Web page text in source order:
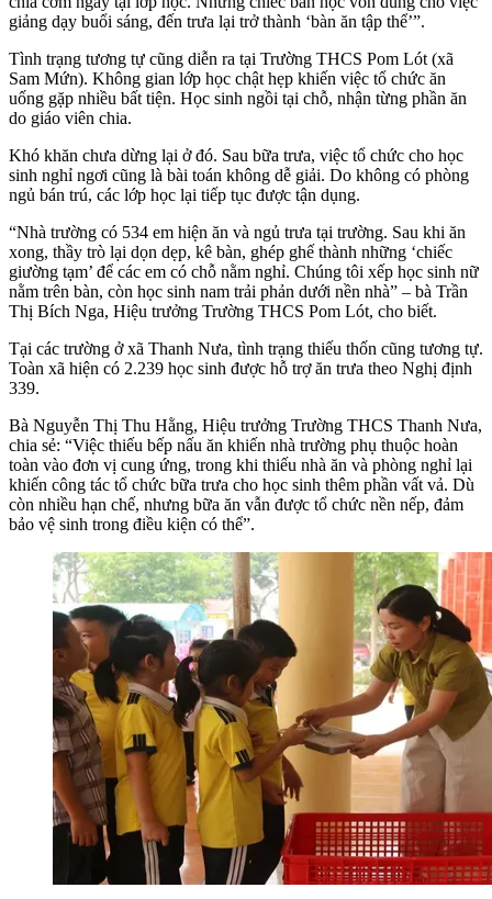
giảng dạy buổi sáng, đến trưa lại trở thành ‘bàn ăn tập thể’”.
Tình trạng tương tự cũng diễn ra tại Trường THCS Pom Lót (xã
Sam Mứn). Không gian lớp học chật hẹp khiến việc tổ chức ăn
uống gặp nhiều bất tiện. Học sinh ngồi tại chỗ, nhận từng phần ăn
do giáo viên chia.
Khó khăn chưa dừng lại ở đó. Sau bữa trưa, việc tổ chức cho học
sinh nghỉ ngơi cũng là bài toán không dễ giải. Do không có phòng
ngủ bán trú, các lớp học lại tiếp tục được tận dụng.
“Nhà trường có 534 em hiện ăn và ngủ trưa tại trường. Sau khi ăn
xong, thầy trò lại dọn dẹp, kê bàn, ghép ghế thành những ‘chiếc
giường tạm’ để các em có chỗ nằm nghỉ. Chúng tôi xếp học sinh nữ
nằm trên bàn, còn học sinh nam trải phản dưới nền nhà” – bà Trần
Thị Bích Nga, Hiệu trưởng Trường THCS Pom Lót, cho biết.
Tại các trường ở xã Thanh Nưa, tình trạng thiếu thốn cũng tương tự.
Toàn xã hiện có 2.239 học sinh được hỗ trợ ăn trưa theo Nghị định
339.
Bà Nguyễn Thị Thu Hằng, Hiệu trưởng Trường THCS Thanh Nưa,
chia sẻ: “Việc thiếu bếp nấu ăn khiến nhà trường phụ thuộc hoàn
toàn vào đơn vị cung ứng, trong khi thiếu nhà ăn và phòng nghỉ lại
khiến công tác tổ chức bữa trưa cho học sinh thêm phần vất vả. Dù
còn nhiều hạn chế, nhưng bữa ăn vẫn được tổ chức nền nếp, đảm
bảo vệ sinh trong điều kiện có thể”.